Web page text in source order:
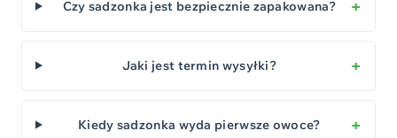
Czy sadzonka jest bezpiecznie zapakowana?
Jaki jest termin wysyłki?
Kiedy sadzonka wyda pierwsze owoce?